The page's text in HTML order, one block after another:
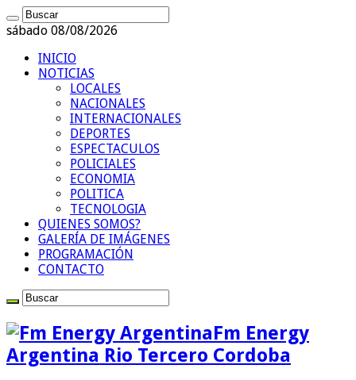
sábado 08/08/2026
INICIO
NOTICIAS
LOCALES
NACIONALES
INTERNACIONALES
DEPORTES
ESPECTACULOS
POLICIALES
ECONOMIA
POLITICA
TECNOLOGIA
QUIENES SOMOS?
GALERÍA DE IMÁGENES
PROGRAMACIÓN
CONTACTO
Fm Energy
Argentina Rio Tercero Cordoba